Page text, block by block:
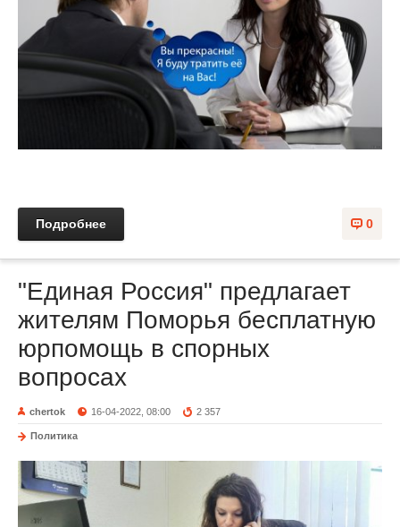
0
Подробнее
"Единая Россия" предлагает
жителям Поморья бесплатную
юрпомощь в спорных
вопросах
chertok 16-04-2022, 08:00 2 357
Политика